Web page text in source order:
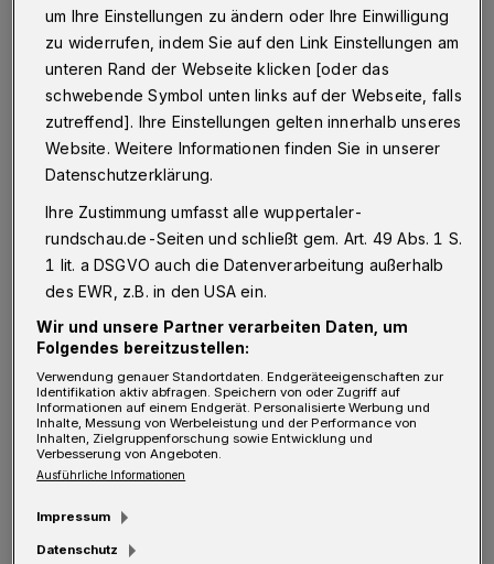
D ie Besatzung eines Streifenwagens hatte
den 5er BMW gegen 19 Uhr auf der
Rauentaler Bergstraße anzuhalten versucht.
"Auf seiner waghalsigen Flucht vor den
mehrere schwerwiegende Verkehrsverstöße,
wobei er nicht nur sich, sondern auch andere
Verkehrsteilnehmer gefährdete", heißt es im
Polizeibericht.
um Ihre Einstellungen zu ändern oder Ihre Einwilligung
zu widerrufen, indem Sie auf den Link Einstellungen am
unteren Rand der Webseite klicken [oder das
schwebende Symbol unten links auf der Webseite, falls
zutreffend]. Ihre Einstellungen gelten innerhalb unseres
Website. Weitere Informationen finden Sie in unserer
Datenschutzerklärung.
Ihre Zustimmung umfasst alle wuppertaler-
rundschau.de-Seiten und schließt gem. Art. 49 Abs. 1 S.
1 lit. a DSGVO auch die Datenverarbeitung außerhalb
des EWR, z.B. in den USA ein.
Wir und unsere Partner verarbeiten Daten, um
Folgendes bereitzustellen:
Verwendung genauer Standortdaten. Endgeräteeigenschaften zur
Identifikation aktiv abfragen. Speichern von oder Zugriff auf
Informationen auf einem Endgerät. Personalisierte Werbung und
Inhalte, Messung von Werbeleistung und der Performance von
Inhalten, Zielgruppenforschung sowie Entwicklung und
Verbesserung von Angeboten.
Ausführliche Informationen
Impressum
Datenschutz